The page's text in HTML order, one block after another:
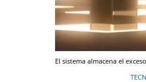
El sistema almacena el